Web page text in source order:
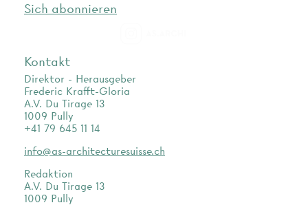
Sich abonnieren
Kontakt
Direktor - Herausgeber
Frederic Krafft-Gloria
A.V. Du Tirage 13
1009 Pully
+41 79 645 11 14
info@as-architecturesuisse.ch
Redaktion
A.V. Du Tirage 13
1009 Pully